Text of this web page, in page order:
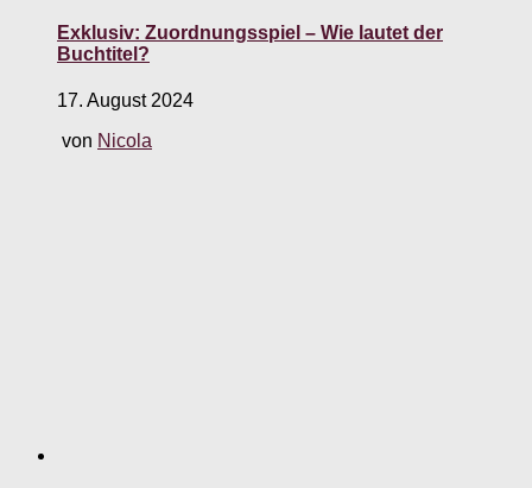
Exklusiv: Zuordnungsspiel – Wie lautet der
Buchtitel?
17. August 2024
von Nicola